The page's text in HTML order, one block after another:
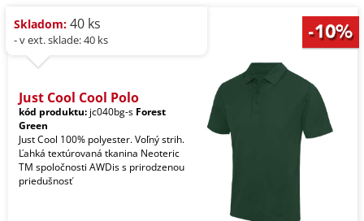
Skladom: 40 ks
- v ext. sklade: 40 ks
Just Cool Cool Polo
kód produktu: jc040bg-s Forest
Green
Just Cool 100% polyester. Voľný strih.
Ľahká textúrovaná tkanina Neoteric
TM spoločnosti AWDis s prirodzenou
priedušnosť